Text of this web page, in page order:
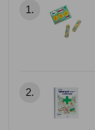
1.
2.